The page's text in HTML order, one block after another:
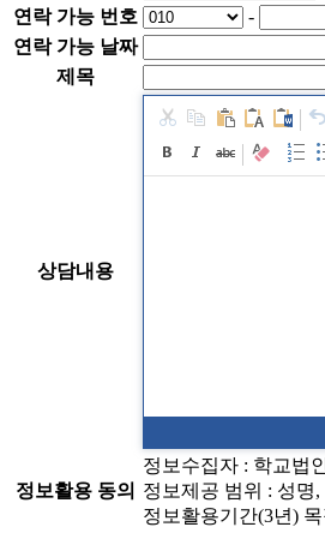
연락 가능 번호
-
연락 가능 날짜
제목
상담내용
정보활용 동의
정보수집자 : 학교법
정보제공 범위 : 성명
정보활용기간(3년)